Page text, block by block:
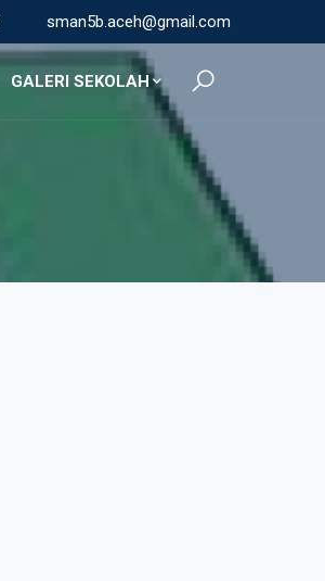
sman5b.aceh@gmail.com
GALERI SEKOLAH